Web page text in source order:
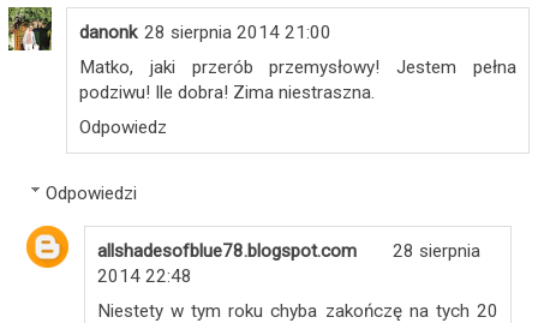
danonk 28 sierpnia 2014 21:00
Matko, jaki przerób przemysłowy! Jestem pełna
podziwu! Ile dobra! Zima niestraszna.
Odpowiedz
Odpowiedzi
allshadesofblue78.blogspot.com
28 sierpnia
2014 22:48
Niestety w tym roku chyba zakończę na tych 20